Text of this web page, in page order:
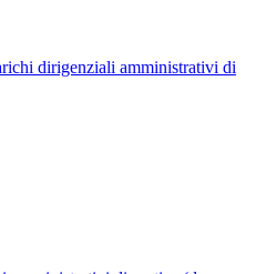
dirigenziali amministrativi di